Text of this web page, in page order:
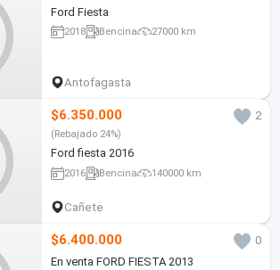
Ford Fiesta
2018 Bencina 27000 km
Antofagasta
$6.350.000 2
(Rebajado 24%)
Ford fiesta 2016
2016 Bencina 140000 km
Cañete
$6.400.000
0
En venta FORD FIESTA 2013